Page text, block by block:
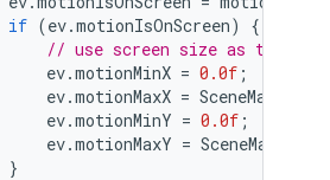
if (ev.motionIsOnScreen)
{
// use screen size as the
ev.motionMinX = 0.0f ;
ev.motionMaxX = SceneManager
ev.motionMinY = 0.0f ;
ev.motionMaxY = SceneManager
}